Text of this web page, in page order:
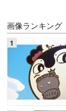
画像ランキング